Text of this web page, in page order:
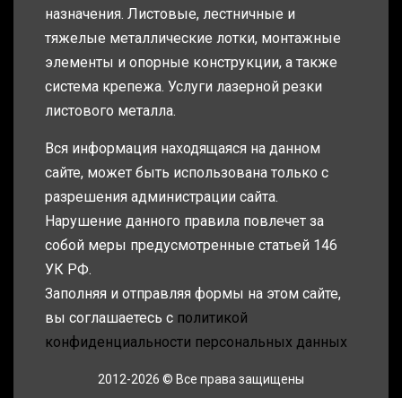
назначения. Листовые, лестничные и
тяжелые металлические лотки, монтажные
элементы и опорные конструкции, а также
система крепежа. Услуги лазерной резки
листового металла.
Вся информация находящаяся на данном
сайте, может быть использована только с
разрешения администрации сайта.
Нарушение данного правила повлечет за
собой меры предусмотренные статьей 146
УК РФ.
Заполняя и отправляя формы на этом сайте,
вы соглашаетесь с политикой
конфиденциальности персональных данных
2012-2026 © Все права защищены